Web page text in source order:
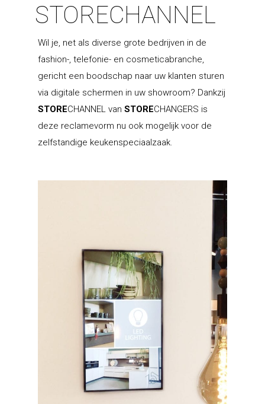
STORECHANNEL
Wil je, net als diverse grote bedrijven in de
fashion-, telefonie- en cosmeticabranche,
gericht een boodschap naar uw klanten sturen
via digitale schermen in uw showroom? Dankzij
STORECHANNEL van STORECHANGERS is
deze reclamevorm nu ook mogelijk voor de
zelfstandige keukenspeciaalzaak.
Rotpunkt
Winkel inrichting
Collectie 2026
USP’S
Schröder
USP’S
Collectie 2026
Punto
Qlinea
Maatwerk producten
Comodo
Duurzame keuken
oplossingen
Klant worden
Bestaande winkel
Een eigen winkel
Diensten & retail
ondersteuning
HDS partners &
Wat is HDS?
Culitech selectie
Prijzen
Showroom en winkel
Instore
Storechannel
Storecoins
Contact
Hagro Team
Rotpunkt
Software
Klantenportaal
Over ons
Vacatures
Consumenten
Hagro Keukens
Edisonstraat 4
7903 AN Hoogeveen
T:0528 280 280
info@hagrokeukens.nl
Culitetechselectie